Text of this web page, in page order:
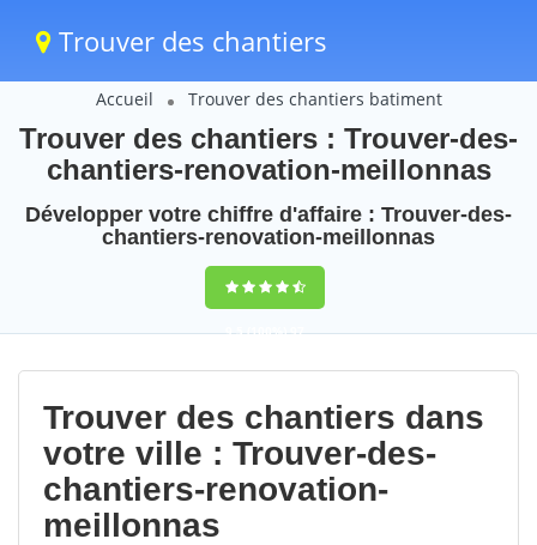
Trouver des chantiers
Accueil Trouver des chantiers batiment
Trouver des chantiers : Trouver-des-
chantiers-renovation-meillonnas
Développer votre chiffre d'affaire : Trouver-des-
chantiers-renovation-meillonnas
9,5(100%)97
votes
Trouver des chantiers dans
votre ville : Trouver-des-
chantiers-renovation-
meillonnas